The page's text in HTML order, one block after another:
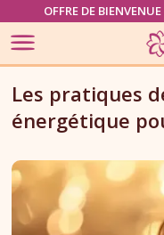
OFFRE DE
Les pratiques
énergétique